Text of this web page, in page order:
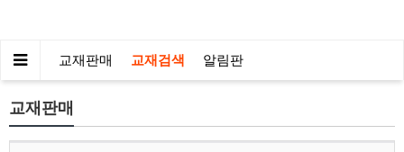
교재판매 교재검색 알림판
교재판매